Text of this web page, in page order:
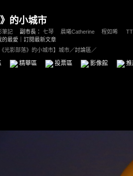
的小城市
筆記 副市長： 七琴 晨曦Catherine 程如晞
的最愛
訂閱最新文章
《光影部落》的小城市】城市／討論區／
精華區 投票區 影像館